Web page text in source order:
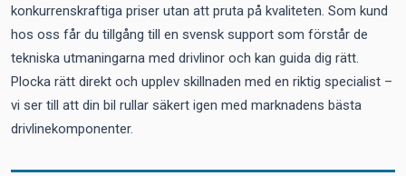
konkurrenskraftiga priser utan att pruta på kvaliteten. Som kund
hos oss får du tillgång till en svensk support som förstår de
tekniska utmaningarna med drivlinor och kan guida dig rätt.
Plocka rätt direkt och upplev skillnaden med en riktig specialist –
vi ser till att din bil rullar säkert igen med marknadens bästa
drivlinekomponenter.